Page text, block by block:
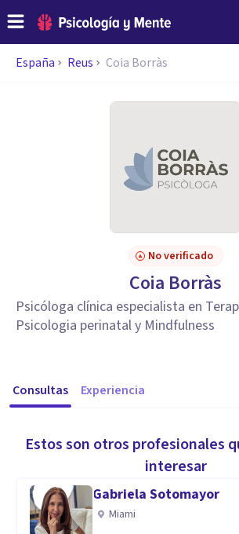
España Reus Coia Borràs
No verificado
Coia Borràs
Psicóloga clínica especialista en
Psicologia perinatal y Mindfulness
Consultas Experiencia
Estos son otros profesionales
interesar
Gabriela Sotomayor
Miami